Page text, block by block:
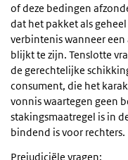
of deze bedingen
dat het pakket als
verbintenis wanneer
blijkt te zijn. Tenslotte
de gerechtelijke
consument, die het
vonnis waartegen geen
stakingsmaatregel is in
bindend is voor rechters.
Prejudiciële vragen: